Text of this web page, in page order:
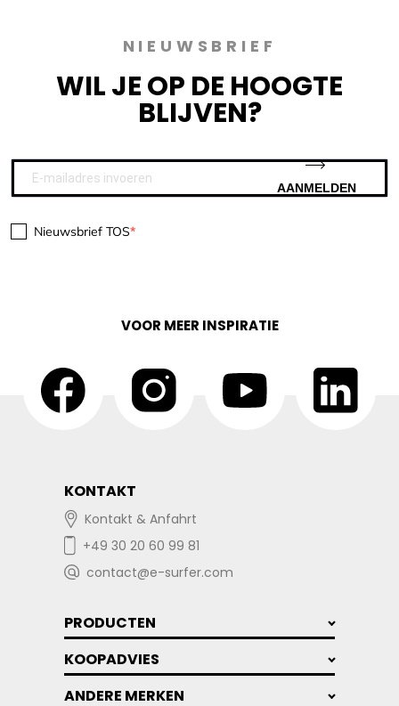
NIEUWSBRIEF
WIL JE OP DE HOOGTE
BLIJVEN?
Nieuwsbrief TOS
AANMELDEN
VOOR MEER INSPIRATIE
KONTAKT
Kontakt & Anfahrt
+49 30 20 60 99 81
contact@e-surfer.com
PRODUCTEN
KOOPADVIES
ANDERE MERKEN